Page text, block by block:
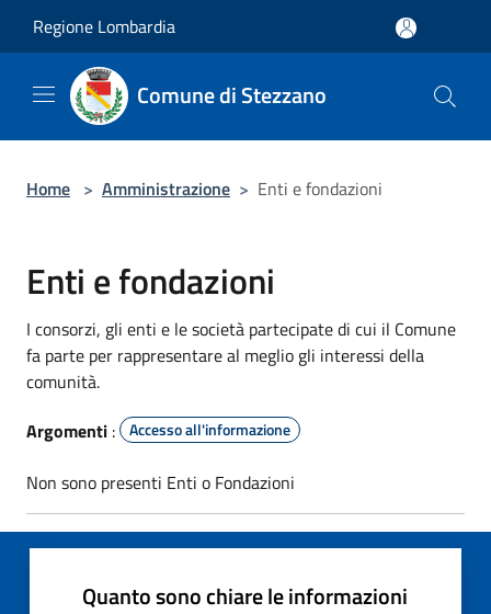
Regione Lombardia
Comune di Stezzano
Home > Amministrazione > Enti e fondazioni
Enti e fondazioni
I consorzi, gli enti e le società partecipate di cui il Comune
fa parte per rappresentare al meglio gli interessi della
comunità.
Argomenti : Accesso all'informazione
Non sono presenti Enti o Fondazioni
Quanto sono chiare le informazioni